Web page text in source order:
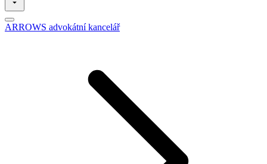
ARROWS advokátní kancelář